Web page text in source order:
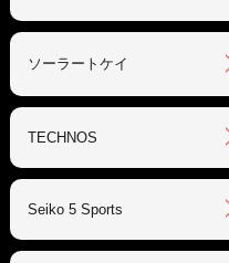
ソーラートケイ
TECHNOS
Seiko 5 Sports